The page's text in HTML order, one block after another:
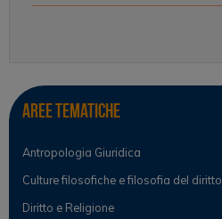
Aree tematiche
Antropologia Giuridica
Culture filosofiche e filosofia del diritto
Diritto e Religione